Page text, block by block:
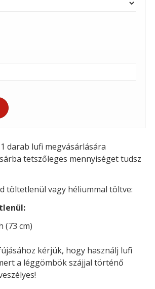
darab lufi megvásárlására
tetszőleges mennyiséget tudsz
töltetlenül vagy héliummal töltve:
(73 cm)
kérjük, hogy használj lufi
a léggömbök szájjal történő